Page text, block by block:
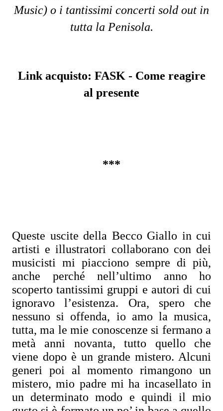
Music) o i tantissimi concerti sold out in
tutta la Penisola.
Link acquisto: FASK - Come reagire
al presente
***
Queste uscite della Becco Giallo in cui
artisti e illustratori collaborano con dei
musicisti mi piacciono sempre di più,
anche perché nell’ultimo anno ho
scoperto tantissimi gruppi e autori di cui
ignoravo l’esistenza. Ora, spero che
nessuno si offenda, io amo la musica,
tutta, ma le mie conoscenze si fermano a
metà anni novanta, tutto quello che
viene dopo è un grande mistero. Alcuni
generi poi al momento rimangono un
mistero, mio padre mi ha incasellato in
un determinato modo e quindi il mio